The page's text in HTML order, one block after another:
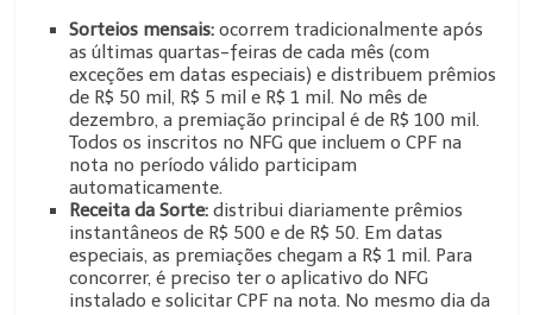
Sorteios mensais:ocorrem tradicionalmente após
as últimas quartas-feiras de cada mês (com
exceções em datas especiais) e distribuem prêmios
de R$ 50 mil, R$ 5 mil e R$ 1 mil. No mês de
dezembro, a premiação principal é de R$ 100 mil.
Todos os inscritos no NFG que incluem o CPF na
nota no período válido participam
automaticamente.
Receita da Sorte: distribui diariamente prêmios
instantâneos de R$ 500 e de R$ 50. Em datas
especiais, as premiações chegam a R$ 1 mil. Para
concorrer, é preciso ter o aplicativo do NFG
instalado e solicitar CPF na nota. No mesmo dia da